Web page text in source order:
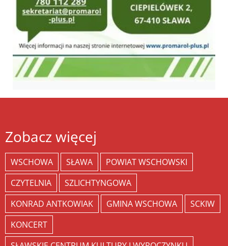
Zobacz więcej
WSCHOWA SŁAWA
POWIAT WSCHOWSKI
CZYTELNIA
SZLICHTYNGOWA
KONRAD ANTKOWIAK
GMINA WSCHOWA
SCKIW
KONCERT